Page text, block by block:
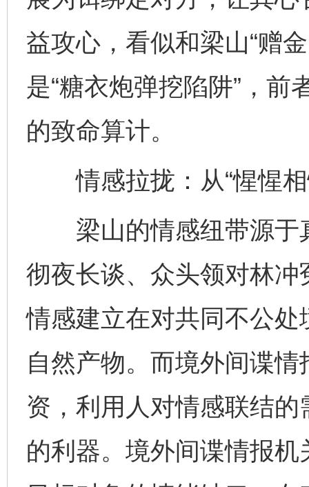
益攻心，看似和梁山“赠
是“糖衣炮弹挖陷阱”，
的致命算计。
情感拉拢：从“惺惺相
梁山的情感纽带源于
彻夜长谈、众头领对林
情感建立在对共同不公
自然产物。而境外间谍
资，利用人对情感联结的
的利器。境外间谍情报机